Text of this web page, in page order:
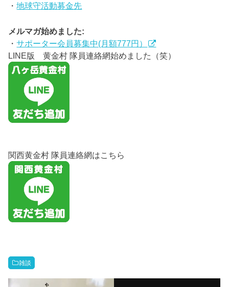
・地球守活動募金先
メルマガ始めました:
・サポーター会員募集中(月額777円）
LINE版 黄金村 隊員連絡網始めました（笑）
関西黄金村 隊員連絡網はこちら
雑談